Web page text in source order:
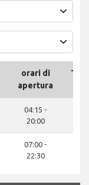
orari di
apertura
04:15 -
20:00
07:00 -
22:30